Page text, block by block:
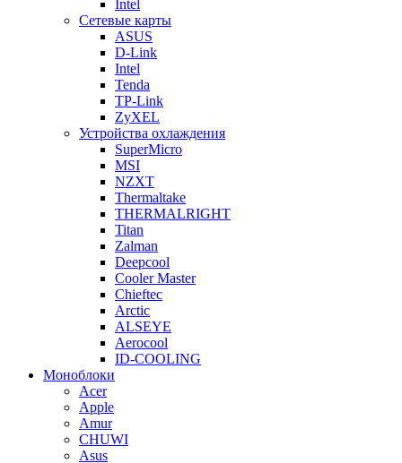
Intel
Сетевые карты
ASUS
D-Link
Intel
Tenda
TP-Link
ZyXEL
Устройства охлаждения
SuperMicro
MSI
NZXT
Thermaltake
THERMALRIGHT
Titan
Zalman
Deepcool
Cooler Master
Chieftec
Arctic
ALSEYE
Aerocool
ID-COOLING
Моноблоки
Acer
Apple
Amur
CHUWI
Asus